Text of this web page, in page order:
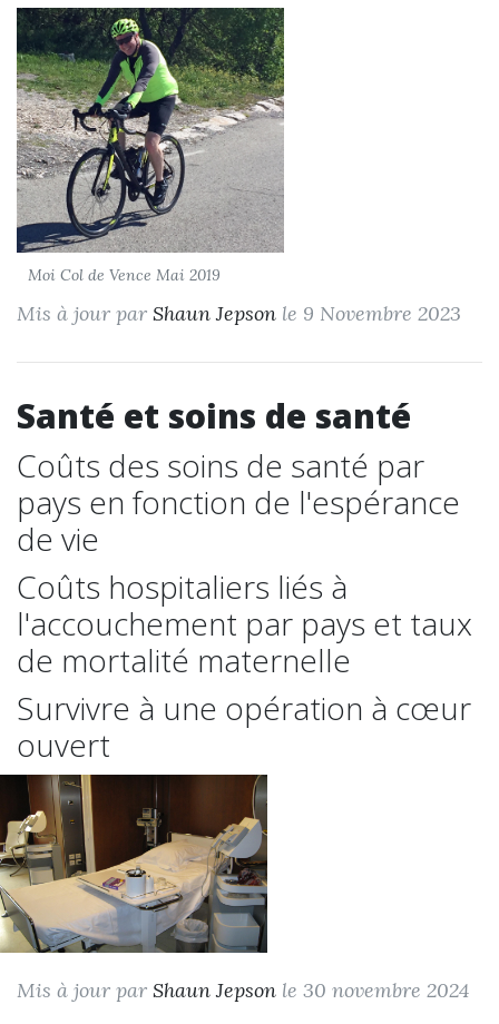
Moi Col de Vence Mai 2019
Mis à jour par Shaun Jepson le 9 Novembre 2023
Santé et soins de santé
Coûts des soins de santé par
pays en fonction de l'espérance
de vie
Coûts hospitaliers liés à
l'accouchement par pays et taux
de mortalité maternelle
Survivre à une opération à cœur
ouvert
Mis à jour par Shaun Jepson le 30 novembre 2024